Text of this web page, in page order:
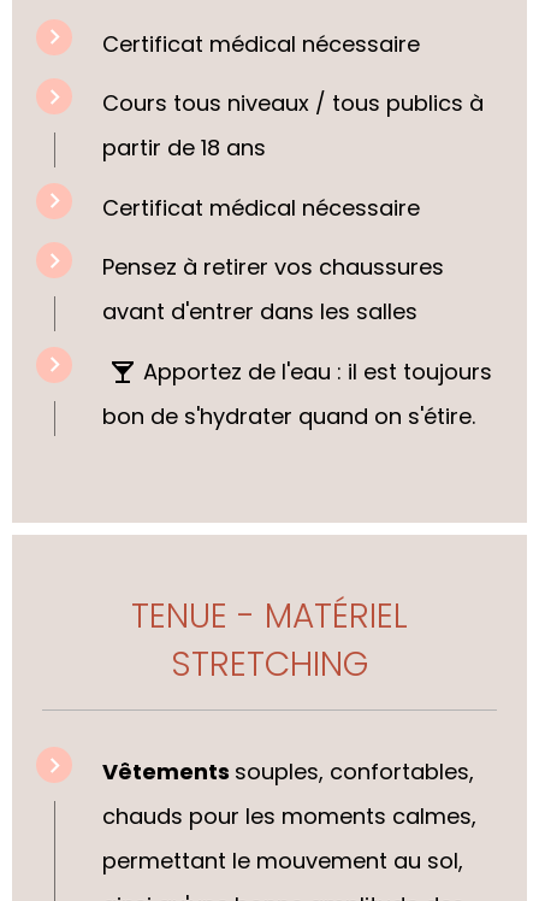
Certificat médical nécessaire
Cours tous niveaux / tous publics à
partir de 18 ans
Certificat médical nécessaire
Pensez à retirer vos chaussures
avant d'entrer dans les salles
Apportez de l'eau : il est toujours
bon de s'hydrater quand on s'étire.
TENUE - MATÉRIEL
STRETCHING
Vêtements souples, confortables,
chauds pour les moments calmes,
permettant le mouvement au sol,